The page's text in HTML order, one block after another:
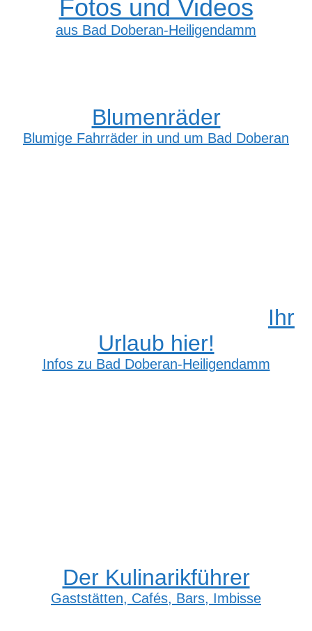
Fotos und Videos
aus Bad Doberan-Heiligendamm
Blumenräder
Blumige Fahrräder in und um Bad Doberan
Ihr
Urlaub hier!
Infos zu Bad Doberan-Heiligendamm
Der Kulinarikführer
Gaststätten, Cafés, Bars, Imbisse